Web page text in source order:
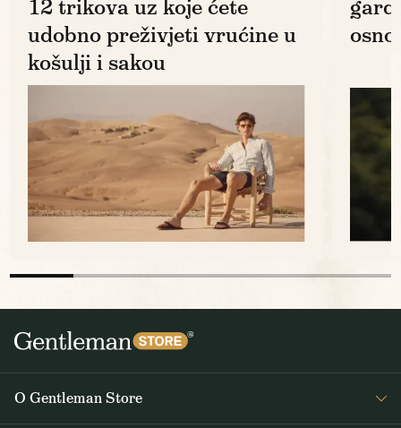
12 trikova uz koje ćete
udobno preživjeti vrućine u
košulji i sakou
O Gentleman Store